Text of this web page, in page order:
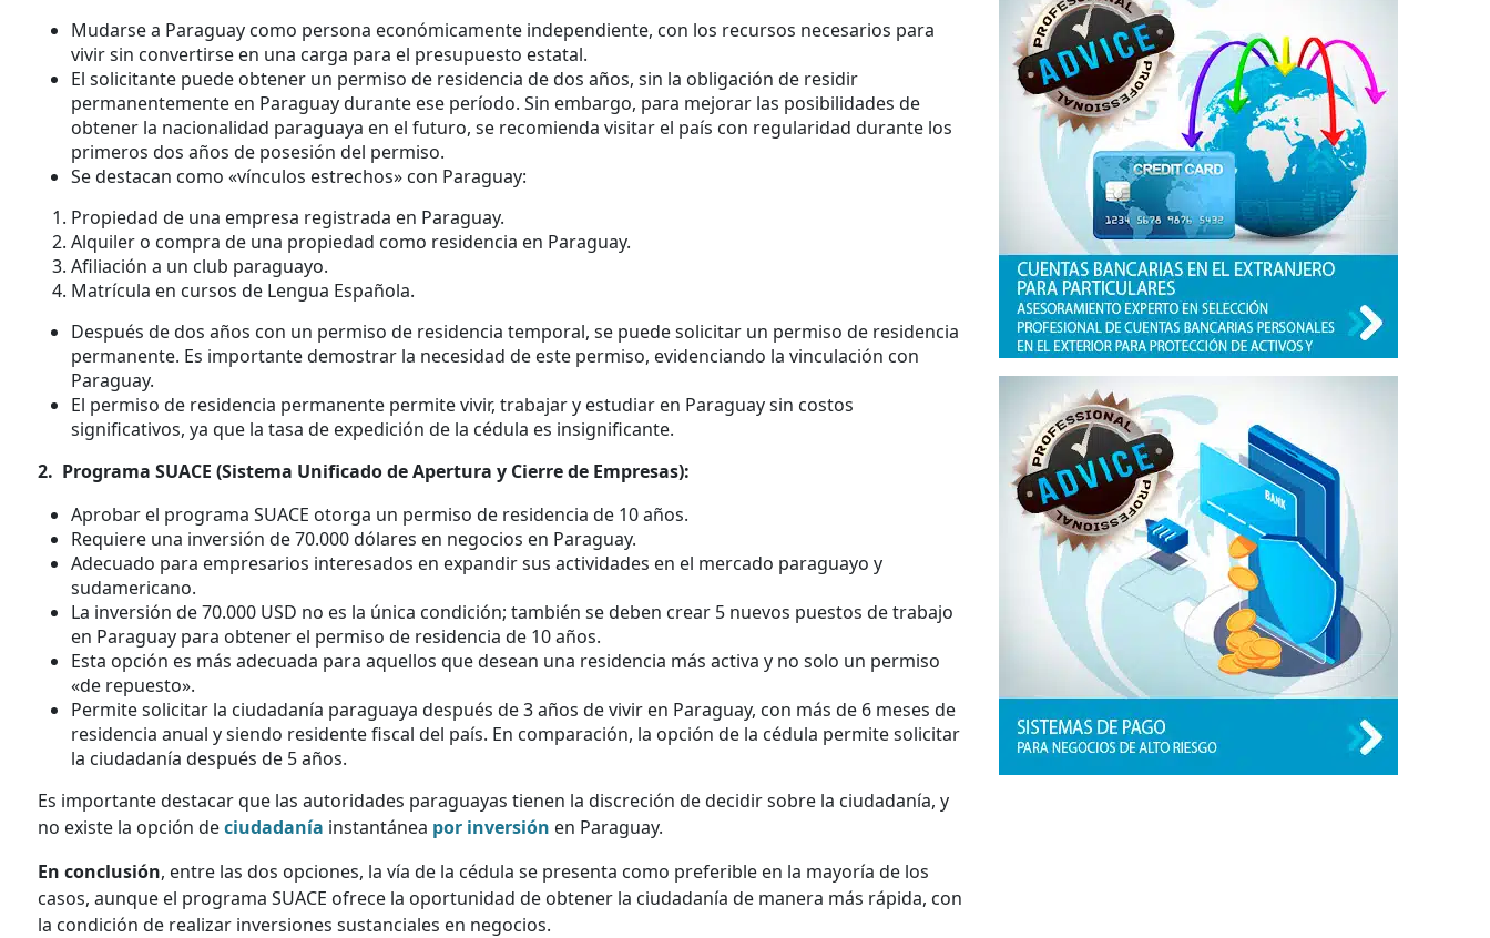
Mudarse a Paraguay como persona económicamente independiente, con los recursos necesarios para
vivir sin convertirse en una carga para el presupuesto estatal.
El solicitante puede obtener un permiso de residencia de dos años, sin la obligación de residir
permanentemente en Paraguay durante ese período. Sin embargo, para mejorar las posibilidades de
obtener la nacionalidad paraguaya en el futuro, se recomienda visitar el país con regularidad durante los
primeros dos años de posesión del permiso.
Se destacan como «vínculos estrechos» con Paraguay:
Propiedad de una empresa registrada en Paraguay.
Alquiler o compra de una propiedad como residencia en Paraguay.
Afiliación a un club paraguayo.
Matrícula en cursos de Lengua Española.
Después de dos años con un permiso de residencia temporal, se puede solicitar un permiso de residencia
permanente. Es importante demostrar la necesidad de este permiso, evidenciando la vinculación con
Paraguay.
El permiso de residencia permanente permite vivir, trabajar y estudiar en Paraguay sin costos
significativos, ya que la tasa de expedición de la cédula es insignificante.
2. Programa SUACE (Sistema Unificado de Apertura y Cierre de Empresas):
Aprobar el programa SUACE otorga un permiso de residencia de 10 años.
Requiere una inversión de 70.000 dólares en negocios en Paraguay.
Adecuado para empresarios interesados en expandir sus actividades en el mercado paraguayo y
sudamericano.
La inversión de 70.000 USD no es la única condición; también se deben crear 5 nuevos puestos de trabajo
en Paraguay para obtener el permiso de residencia de 10 años.
Esta opción es más adecuada para aquellos que desean una residencia más activa y no solo un permiso
«de repuesto».
Permite solicitar la ciudadanía paraguaya después de 3 años de vivir en Paraguay, con más de 6 meses de
residencia anual y siendo residente fiscal del país. En comparación, la opción de la cédula permite solicitar
la ciudadanía después de 5 años.
Es importante destacar que las autoridades paraguayas tienen la discreción de decidir sobre la ciudadanía, y
no existe la opción deciudadanía instantánea por inversión en Paraguay.
En conclusión, entre las dos opciones, la vía de la cédula se presenta como preferible en la mayoría de los
casos, aunque el programa SUACE ofrece la oportunidad de obtener la ciudadanía de manera más rápida, con
la condición de realizar inversiones sustanciales en negocios.